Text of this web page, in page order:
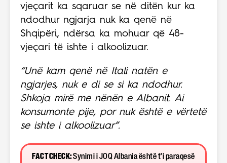
vjeçarit ka sqaruar se në ditën kur ka
ndodhur ngjarja nuk ka qenë në
Shqipëri, ndërsa ka mohuar që 48-
vjeçari të ishte i alkoolizuar.
“Unë kam qenë në Itali natën e
ngjarjes, nuk e di se si ka ndodhur.
Shkoja mirë me nënën e Albanit. Ai
konsumonte pije, por nuk është e vërtetë
se ishte i alkoolizuar”.
FACT CHECK:Synimi i JOQ Albania është t’i paraqesë